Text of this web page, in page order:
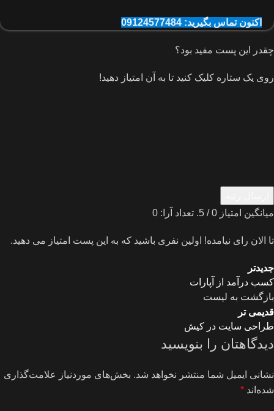
اکنون تماس بگیرید: 09124577484
چقدر این پست مفید بود؟
روی یک ستاره کلیک کنید تا به آن امتیاز دهید!
میانگین امتیاز 0/ 5. تعداد آرا: 0
تا الان رای نیامده! اولین نفری باشید که به این پست امتیاز می دهید.
جدیدتر
کسب درآمد از آپارات
بازگشت به لیست
قدیمی تر
طراحی سایت در کیش
دیدگاهتان را بنویسید
نشانی ایمیل شما منتشر نخواهد شد. بخش‌های موردنیاز علامت‌گذاری
شده‌اند *